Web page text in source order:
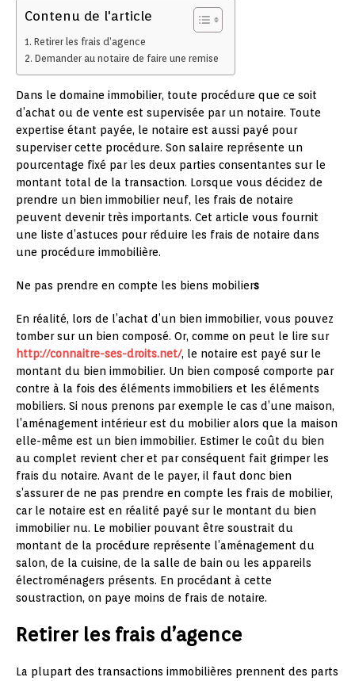
Contenu de l'article
Retirer les frais d’agence
Demander au notaire de faire une remise
Dans le domaine immobilier, toute procédure que ce soit
d’achat ou de vente est supervisée par un notaire. Toute
expertise étant payée, le notaire est aussi payé pour
superviser cette procédure. Son salaire représente un
pourcentage fixé par les deux parties consentantes sur le
montant total de la transaction. Lorsque vous décidez de
prendre un bien immobilier neuf, les frais de notaire
peuvent devenir très importants. Cet article vous fournit
une liste d’astuces pour réduire les frais de notaire dans
une procédure immobilière.
Ne pas prendre en compte les biens mobiliers
En réalité, lors de l’achat d’un bien immobilier, vous pouvez
tomber sur un bien composé. Or, comme on peut le lire sur
http://connaitre-ses-droits.net/, le notaire est payé sur le
montant du bien immobilier. Un bien composé comporte par
contre à la fois des éléments immobiliers et les éléments
mobiliers. Si nous prenons par exemple le cas d’une maison,
l’aménagement intérieur est du mobilier alors que la maison
elle-même est un bien immobilier. Estimer le coût du bien
au complet revient cher et par conséquent fait grimper les
frais du notaire. Avant de le payer, il faut donc bien
s’assurer de ne pas prendre en compte les frais de mobilier,
car le notaire est en réalité payé sur le montant du bien
immobilier nu. Le mobilier pouvant être soustrait du
montant de la procédure représente l’aménagement du
salon, de la cuisine, de la salle de bain ou les appareils
électroménagers présents. En procédant à cette
soustraction, on paye moins de frais de notaire.
Retirer les frais d’agence
La plupart des transactions immobilières prennent des parts